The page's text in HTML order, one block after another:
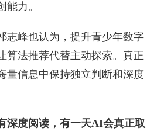
能力。
志峰也认为，提升青少年数字
算法推荐代替主动探索。真正
量信息中保持独立判断和深度
深度阅读，有一天AI会真正取